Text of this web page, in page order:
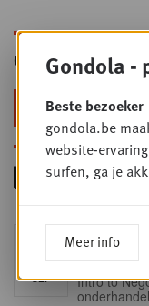
Gondola
Blijf voorop in
9
SEP
Intro to
Gondola -
Beste bezoeker
gondola.be
website-
surfen, ga je
Meer info